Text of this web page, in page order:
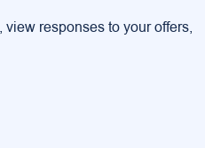
responses to your offers,